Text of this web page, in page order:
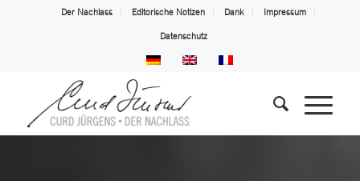
Der Nachlass Editorische Notizen Dank Impressum
Datenschutz